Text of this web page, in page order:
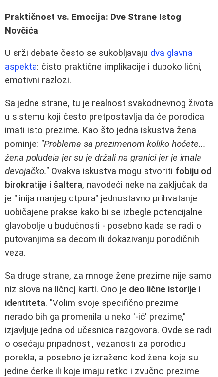
Praktičnost vs. Emocija: Dve Strane Istog
Novčića
U srži debate često se sukobljavaju dva glavna
aspekta: čisto praktične implikacije i duboko lični,
emotivni razlozi.
Sa jedne strane, tu je realnost svakodnevnog života
u sistemu koji često pretpostavlja da će porodica
imati isto prezime. Kao što jedna iskustva žena
pominje: "Problema sa prezimenom koliko hoćete...
žena poludela jer su je držali na granici jer je imala
devojačko." Ovakva iskustva mogu stvoriti fobiju od
birokratije i šaltera, navodeći neke na zaključak da
je "linija manjeg otpora" jednostavno prihvatanje
uobičajene prakse kako bi se izbegle potencijalne
glavobolje u budućnosti - posebno kada se radi o
putovanjima sa decom ili dokazivanju porodičnih
veza.
Sa druge strane, za mnoge žene prezime nije samo
niz slova na ličnoj karti. Ono je deo lične istorije i
identiteta. "Volim svoje specifično prezime i
nerado bih ga promenila u neko '-ić' prezime,"
izjavljuje jedna od učesnica razgovora. Ovde se radi
o osećaju pripadnosti, vezanosti za porodicu
porekla, a posebno je izraženo kod žena koje su
jedine ćerke ili koje imaju retko i zvučno prezime.